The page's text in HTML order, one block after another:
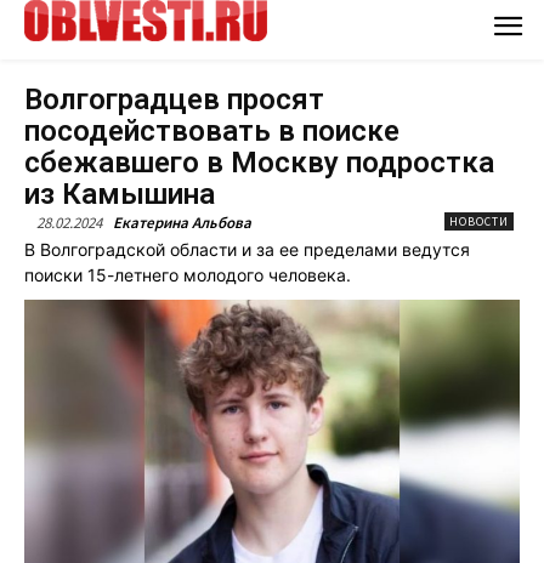
Волгоградцев просят
посодействовать в поиске
сбежавшего в Москву подростка
из Камышина
28.02.2024 Екатерина Альбова НОВОСТИ
В Волгоградской области и за ее пределами ведутся
поиски 15-летнего молодого человека.